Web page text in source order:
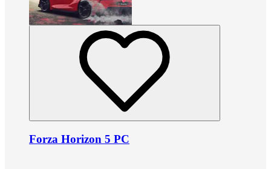
Forza Horizon 5 PC